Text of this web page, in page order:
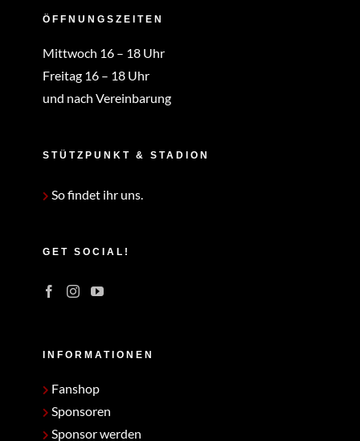
ÖFFNUNGSZEITEN
Mittwoch 16 – 18 Uhr
Freitag 16 – 18 Uhr
und nach Vereinbarung
STÜTZPUNKT & STADION
So findet ihr uns.
GET SOCIAL!
INFORMATIONEN
Fanshop
Sponsoren
Sponsor werden